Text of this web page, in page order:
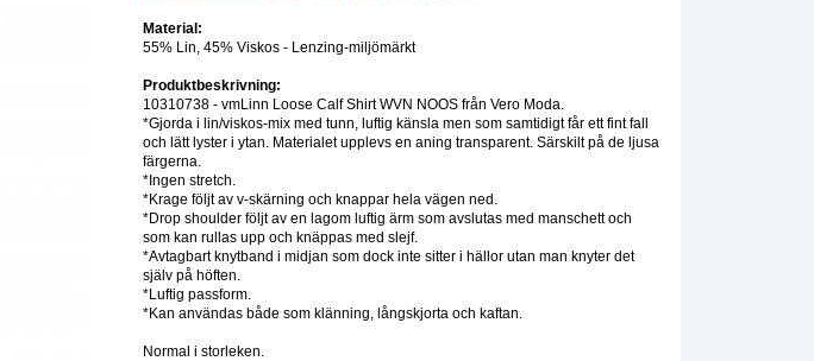
Material:
55% Lin, 45% Viskos - Lenzing-miljömärkt
Produktbeskrivning:
10310738 - vmLinn Loose Calf Shirt WVN NOOS från Vero Moda.
*Gjorda i lin/viskos-mix med tunn, luftig känsla men som samtidigt får ett fint fall
och lätt lyster i ytan. Materialet upplevs en aning transparent. Särskilt på de ljusa
färgerna.
*Ingen stretch.
*Krage följt av v-skärning och knappar hela vägen ned.
*Drop shoulder följt av en lagom luftig ärm som avslutas med manschett och
som kan rullas upp och knäppas med slejf.
*Avtagbart knytband i midjan som dock inte sitter i hällor utan man knyter det
själv på höften.
*Luftig passform.
*Kan användas både som klänning, långskjorta och kaftan.
Normal i storleken.